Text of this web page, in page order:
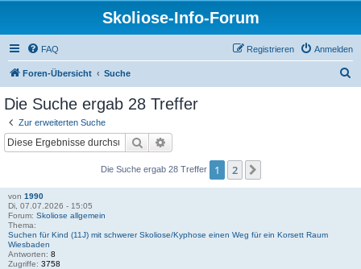
Skoliose-Info-Forum
FAQ Anmelden
Registrieren
Foren-Übersicht Suche
Die Suche ergab 28 Treffer
Zur erweiterten Suche
Suche
Die Suche ergab 28 Treffer 1 2
von 1990
Di, 07.07.2026 - 15:05
Forum: Skoliose allgemein
Thema:
Suchen für Kind (11J) mit schwerer Skoliose/Kyphose einen Weg für ein Korsett Raum
Wiesbaden
Antworten: 8
Zugriffe: 3758